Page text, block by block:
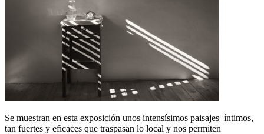
Se muestran en esta exposición unos intensísimos paisajes íntimos,
tan fuertes y eficaces que traspasan lo local y nos permiten